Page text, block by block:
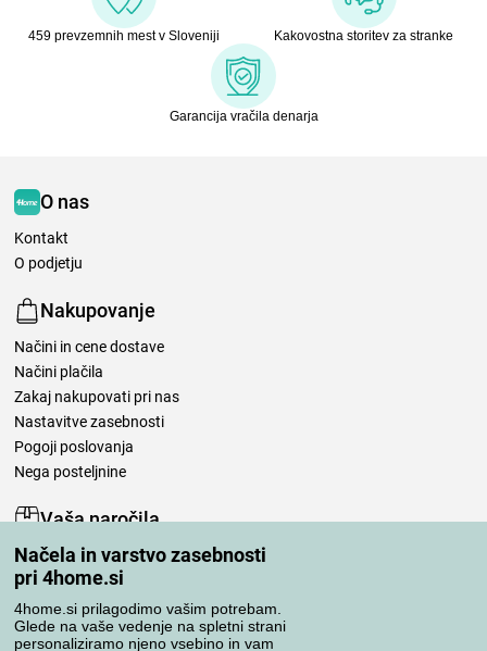
Načela in varstvo zasebnosti
pri 4home.si
4home.si prilagodimo vašim potrebam.
Glede na vaše vedenje na spletni strani
personaliziramo njeno vsebino in vam
459 prevzemnih mest v Sloveniji Kakovostna storitev za stranke
Garancija vračila denarja
O nas
Kontakt
O podjetju
Nakupovanje
Načini in cene dostave
Načini plačila
Zakaj nakupovati pri nas
Nastavitve zasebnosti
Pogoji poslovanja
Nega posteljnine
Vaša naročila
Moj račun
Pregled naročil
Reklamacija
Odstop od kupoprodajne pogodbe